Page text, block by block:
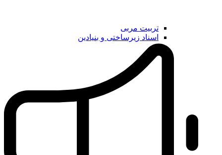
تربیت مربی
اسناد زیرساختی و بنیادین